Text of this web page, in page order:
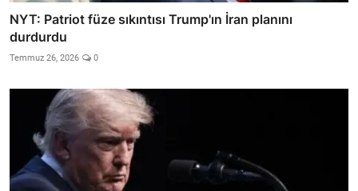
NYT: Patriot füze sıkıntısı Trump'ın İran planını
durdurdu
Temmuz 26, 2026 0